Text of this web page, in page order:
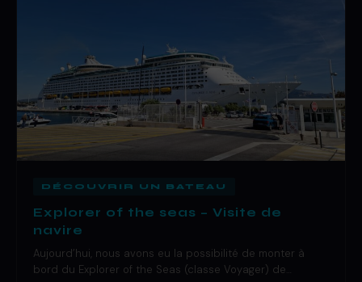
DÉCOUVRIR UN BATEAU
Explorer of the seas – Visite de
navire
Aujourd’hui, nous avons eu la possibilité de monter à
bord du Explorer of the Seas (classe Voyager) de…